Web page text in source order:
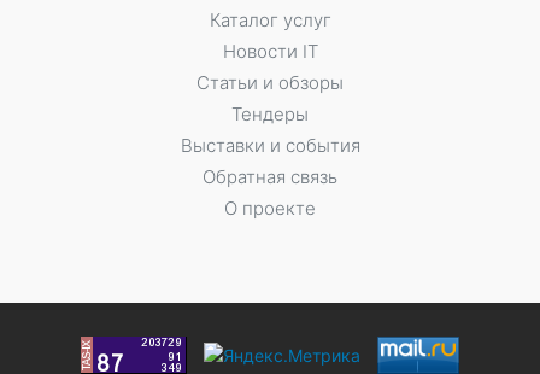
Каталог услуг
Новости IT
Статьи и обзоры
Тендеры
Выставки и события
Обратная связь
О проекте